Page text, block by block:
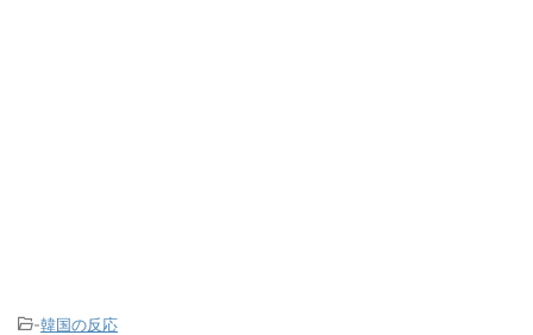
-韓国の反応